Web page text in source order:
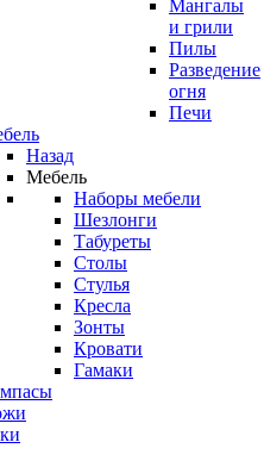
Мангалы
и грили
Пилы
Разведение
огня
Печи
Назад
Мебель
Наборы мебели
Шезлонги
Табуреты
Столы
Стулья
Кресла
Зонты
Кровати
Гамаки